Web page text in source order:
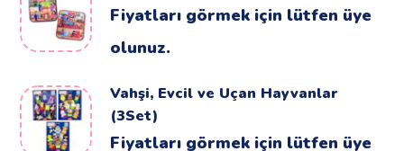
Fiyatları görmek için lütfen üye
olunuz.
Vahşi, Evcil ve Uçan Hayvanlar
(3Set)
Fiyatları görmek için lütfen üye